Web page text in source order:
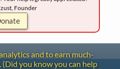
Founder
and to earn much-
you know you can help